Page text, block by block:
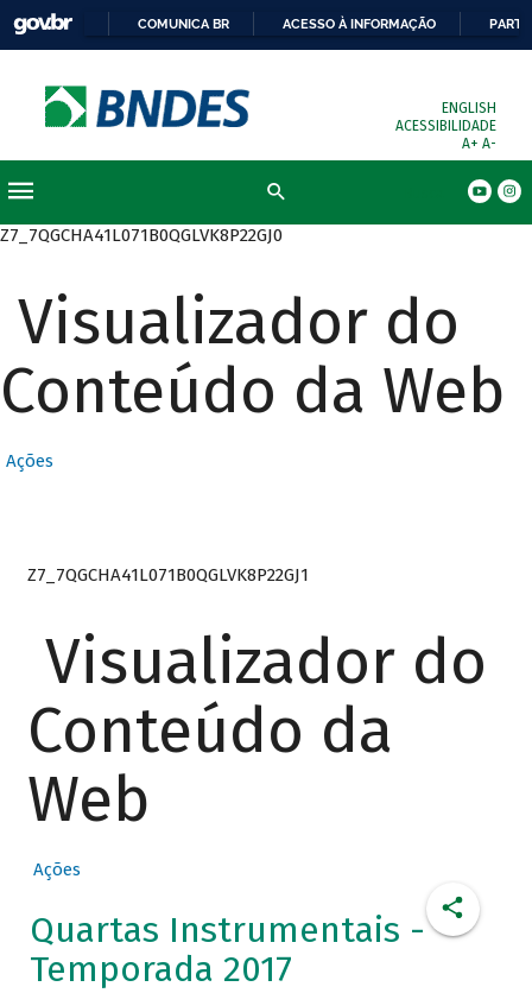
COMUNICA BR ACESSO À INFORMAÇÃO
ENGLISH
ACESSIBILIDADE
A+ A-
Z7_7QGCHA41L071B0QGLVK8P22GJ0
Visualizador do
Conteúdo da Web
Ações
Z7_7QGCHA41L071B0QGLVK8P22GJ1
Visualizador do
Conteúdo da
Web
Ações
Quartas Instrumentais -
Temporada 2017